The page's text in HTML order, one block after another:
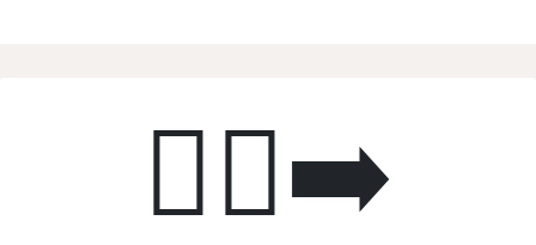
🏃‍♀️‍➡️